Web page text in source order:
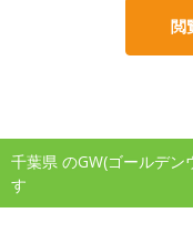
閲
千葉県 のGW(ゴールデ
す